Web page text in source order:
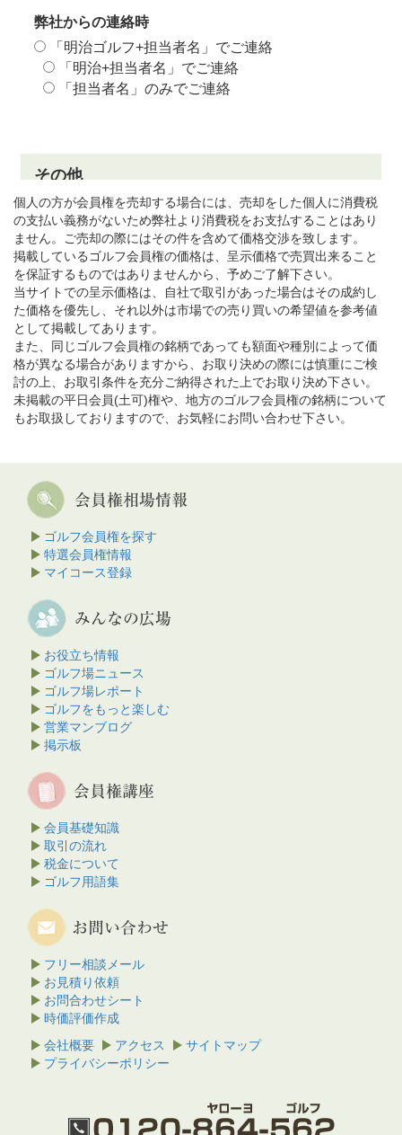
個人の方が会員権を売却する場合には、売却をした個人に消費税
の支払い義務がないため弊社より消費税をお支払することはあり
ません。ご売却の際にはその件を含めて価格交渉を致します。
掲載しているゴルフ会員権の価格は、呈示価格で売買出来ること
を保証するものではありませんから、予めご了解下さい。
当サイトでの呈示価格は、自社で取引があった場合はその成約し
た価格を優先し、それ以外は市場での売り買いの希望値を参考値
として掲載してあります。
また、同じゴルフ会員権の銘柄であっても額面や種別によって価
格が異なる場合がありますから、お取り決めの際には慎重にご検
討の上、お取引条件を充分ご納得された上でお取り決め下さい。
未掲載の平日会員(土可)権や、地方のゴルフ会員権の銘柄について
もお取扱しておりますので、お気軽にお問い合わせ下さい。
ゴルフ会員権を探す
特選会員権情報
マイコース登録
お役立ち情報
ゴルフ場ニュース
ゴルフ場レポート
ゴルフをもっと楽しむ
営業マンブログ
掲示板
会員基礎知識
取引の流れ
税金について
ゴルフ用語集
フリー相談メール
お見積り依頼
お問合わせシート
時価評価作成
会社概要
アクセス
サイトマップ
プライバシーポリシー